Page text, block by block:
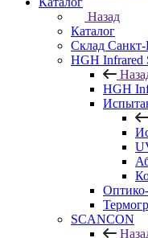
Назад
Каталог
Cклад Санкт-
HGH Infrared
HGH
Оптико-
SCANCON